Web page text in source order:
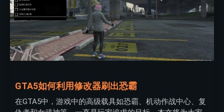
GTA5如何利用修改器刷出恐霸
在GTA5中，游戏中的高级载具如恐霸、机动作战中心、复